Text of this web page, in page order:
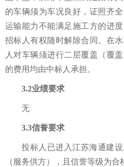
的车辆须为车况良好，证照齐
运输能力不能满足施工方的进
招标人有权随时解除合同。在
人对车辆须进行二层覆盖（覆
的费用均由中标人承担。
3.2业绩要求
无
3.3信誉要求
投标人已进入江苏海通建
（ 服务供方） ，且信誉等级为合